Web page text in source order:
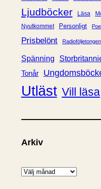
Ljudböcker
Läsa
Nyutkommet Personligt
Prisbelönt
Radioföljetongen
Spänning
Tonår
Utläst Vill läsa
Arkiv
A